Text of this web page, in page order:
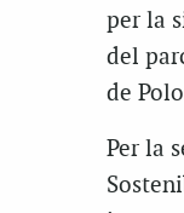
per la
del
de
Per la